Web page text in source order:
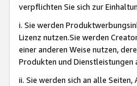
verpflichten Sie sich zur
i. Sie werden
Lizenz nutzen.Sie werden
einer anderen Weise nutzen,
Produkten und
ii. Sie werden sich an alle